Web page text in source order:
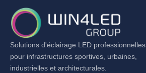
Solutions d'éclairage LED professionnelles
pour infrastructures sportives, urbaines,
industrielles et architecturales.